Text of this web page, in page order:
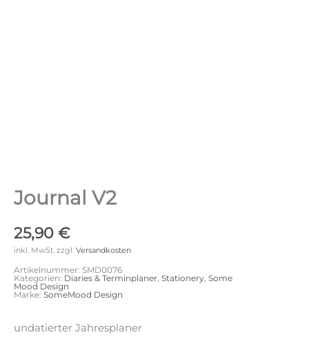
Journal V2
25,90 €
inkl. MwSt. zzgl. Versandkosten
Artikelnummer: SMD0076
Kategorien: Diaries & Terminplaner Stationery Some
Mood Design
Marke: SomeMood Design
undatierter Jahresplaner